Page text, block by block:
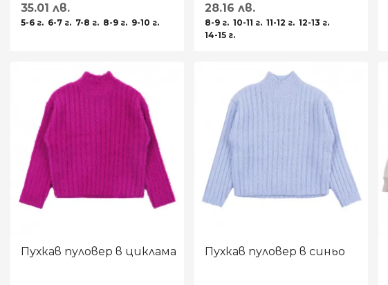
ПРОИЗХОД
35.01 лв.
5-6 г. 6-7 г. 7-8 г. 8-9 г. 9-10 г.
28.16 лв.
8-9 г. 10-11 г. 11-12 г. 12-13 г.
14-15 г.
Пухкав пуловер в циклама Пухкав пуловер в синьо